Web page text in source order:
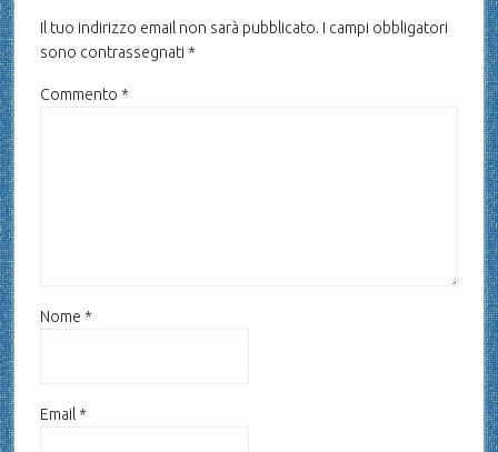
Il tuo indirizzo email non sarà pubblicato. I campi obbligatori
sono contrassegnati *
Commento *
Nome *
Email *